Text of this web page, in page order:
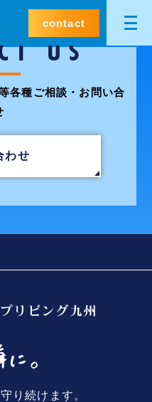
contact
US
各種ご相談・お問い合
わせ
り続けます。